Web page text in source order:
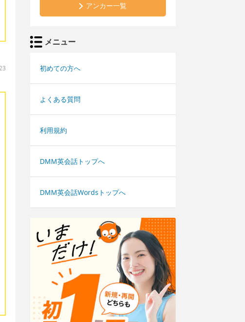
アンカー一覧
メニュー
初めての方へ
よくある質問
利用規約
DMM英会話トップへ
DMM英会話Wordsトップへ